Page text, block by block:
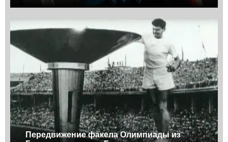
Передвижение факела Олимпиады из